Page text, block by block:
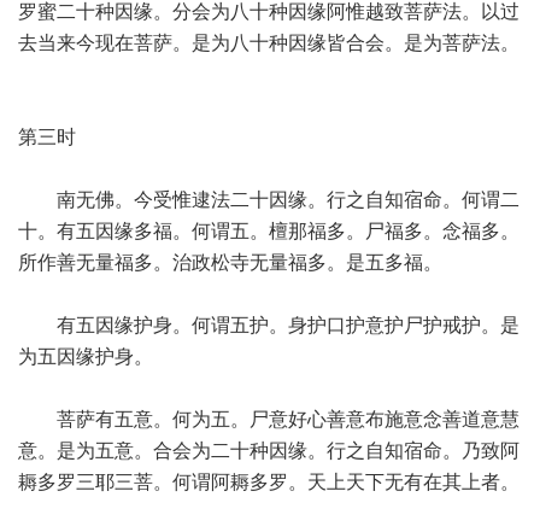
罗蜜二十种因缘。分会为八十种因缘阿惟越致菩萨法。以过
去当来今现在菩萨。是为八十种因缘皆合会。是为菩萨法。
第三时
南无佛。今受惟逮法二十因缘。行之自知宿命。何谓二
十。有五因缘多福。何谓五。檀那福多。尸福多。念福多。
所作善无量福多。治政松寺无量福多。是五多福。
有五因缘护身。何谓五护。身护口护意护尸护戒护。是
为五因缘护身。
菩萨有五意。何为五。尸意好心善意布施意念善道意慧
意。是为五意。合会为二十种因缘。行之自知宿命。乃致阿
耨多罗三耶三菩。何谓阿耨多罗。天上天下无有在其上者。